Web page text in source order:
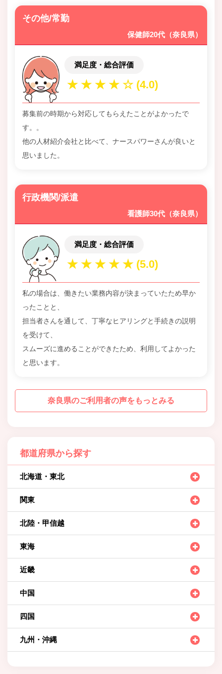
その他/常勤
保健師20代（奈良県）
満足度・総合評価
募集前の時期から対応してもらえたことがよかったで
す。。
他の人材紹介会社と比べて、ナースパワーさんが良いと
思いました。
行政機関/派遣
看護師30代（奈良県）
満足度・総合評価
私の場合は、働きたい業務内容が決まっていたため早か
ったことと、
担当者さんを通して、丁寧なヒアリングと手続きの説明
を受けて、
スムーズに進めることができたため、利用してよかった
と思います。
奈良県のご利用者の声をもっとみる
都道府県から探す
北海道・東北
関東
北陸・甲信越
東海
近畿
中国
四国
九州・沖縄